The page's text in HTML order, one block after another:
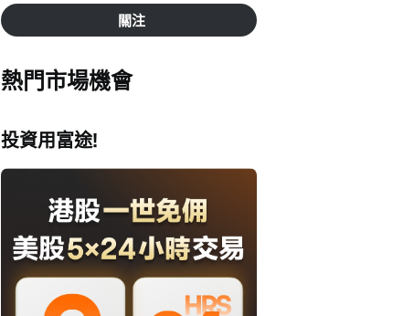
關注
熱門市場機會
投資用富途!